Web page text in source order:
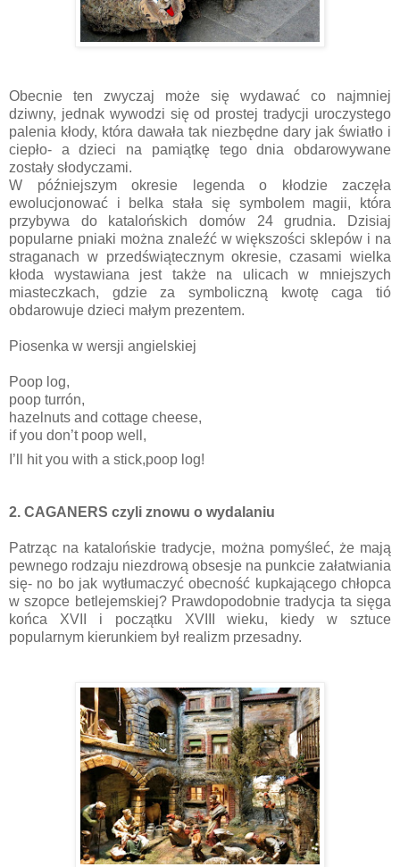
Obecnie ten zwyczaj może się wydawać co najmniej
dziwny, jednak wywodzi się od prostej tradycji uroczystego
palenia kłody, która dawała tak niezbędne dary jak światło i
ciepło- a dzieci na pamiątkę tego dnia obdarowywane
zostały słodyczami.
W późniejszym okresie legenda o kłodzie zaczęła
ewolucjonować i belka stała się symbolem magii, która
przybywa do katalońskich domów 24 grudnia. Dzisiaj
popularne pniaki można znaleźć w większości sklepów i na
straganach w przedświątecznym okresie, czasami wielka
kłoda wystawiana jest także na ulicach w mniejszych
miasteczkach, gdzie za symboliczną kwotę caga tió
obdarowuje dzieci małym prezentem.
Piosenka w wersji angielskiej
Poop log,
poop turrón,
hazelnuts and cottage cheese,
if you don’t poop well,
I’ll hit you with a stick,poop log!
2. CAGANERS czyli znowu o wydalaniu
Patrząc na katalońskie tradycje, można pomyśleć, że mają
pewnego rodzaju niezdrową obsesje na punkcie załatwiania
się- no bo jak wytłumaczyć obecność kupkającego chłopca
w szopce betlejemskiej? Prawdopodobnie tradycja ta sięga
końca XVII i początku XVIII wieku, kiedy w sztuce
popularnym kierunkiem był realizm przesadny.